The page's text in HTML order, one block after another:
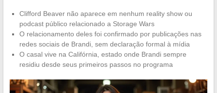
Clifford Beaver não aparece em nenhum reality show ou
podcast público relacionado a Storage Wars
O relacionamento deles foi confirmado por publicações nas
redes sociais de Brandi, sem declaração formal à mídia
O casal vive na Califórnia, estado onde Brandi sempre
residiu desde seus primeiros passos no programa